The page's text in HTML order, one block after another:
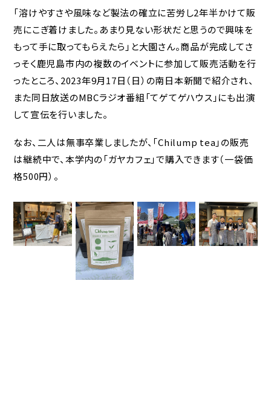
「溶けやすさや風味など製法の確立に苦労し2年半かけて販
売にこぎ着けました。あまり見ない形状だと思うので興味を
もって手に取ってもらえたら」と大園さん。商品が完成してさ
っそく鹿児島市内の複数のイベントに参加して販売活動を行
ったところ、2023年9月17日（日）の南日本新聞で紹介され、
また同日放送のMBCラジオ番組「てゲてゲハウス」にも出演
して宣伝を行いました。
なお、二人は無事卒業しましたが、「Chilump tea」の販売
は継続中で、本学内の「ガヤカフェ」で購入できます（一袋価
格500円）。